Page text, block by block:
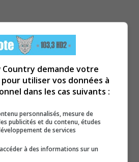
Country demande votre
utiliser vos données à
dans les cas suivants :
personnalisés, mesure de
publicités et du contenu, études
de services
à des informations sur un